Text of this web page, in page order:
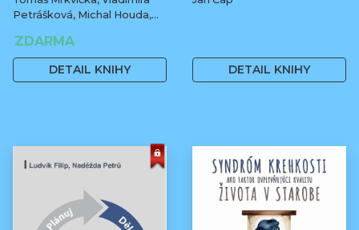
Petrášková, Michal Houda,
ZDARMA
DETAIL KNIHY DETAIL KNIHY